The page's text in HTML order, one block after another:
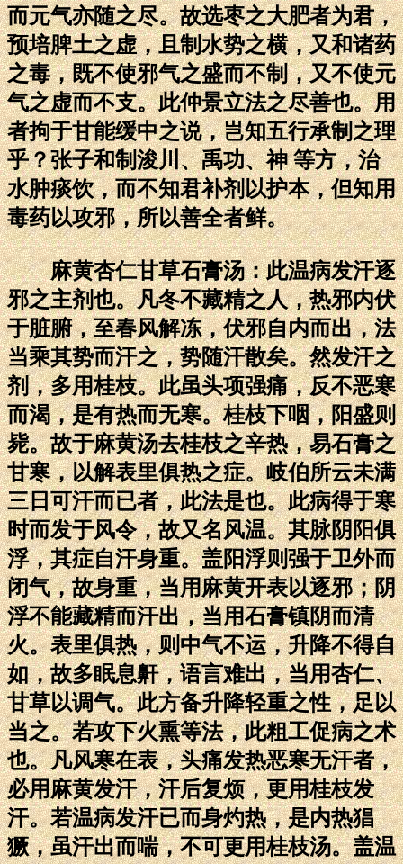
而元气亦随之尽。故选枣之大肥者为君，
预培脾土之虚，且制水势之横，又和诸药
之毒，既不使邪气之盛而不制，又不使元
气之虚而不支。此仲景立法之尽善也。用
者拘于甘能缓中之说，岂知五行承制之理
乎？张子和制浚川、禹功、神 等方，治
水肿痰饮，而不知君补剂以护本，但知用
毒药以攻邪，所以善全者鲜。
麻黄杏仁甘草石膏汤：此温病发汗逐
邪之主剂也。凡冬不藏精之人，热邪内伏
于脏腑，至春风解冻，伏邪自内而出，法
当乘其势而汗之，势随汗散矣。然发汗之
剂，多用桂枝。此虽头项强痛，反不恶寒
而渴，是有热而无寒。桂枝下咽，阳盛则
毙。故于麻黄汤去桂枝之辛热，易石膏之
甘寒，以解表里俱热之症。岐伯所云未满
三日可汗而已者，此法是也。此病得于寒
时而发于风令，故又名风温。其脉阴阳俱
浮，其症自汗身重。盖阳浮则强于卫外而
闭气，故身重，当用麻黄开表以逐邪；阴
浮不能藏精而汗出，当用石膏镇阴而清
火。表里俱热，则中气不运，升降不得自
如，故多眠息鼾，语言难出，当用杏仁、
甘草以调气。此方备升降轻重之性，足以
当之。若攻下火熏等法，此粗工促病之术
也。凡风寒在表，头痛发热恶寒无汗者，
必用麻黄发汗，汗后复烦，更用桂枝发
汗。若温病发汗已而身灼热，是内热猖
獗，虽汗出而喘，不可更用桂枝汤。盖温